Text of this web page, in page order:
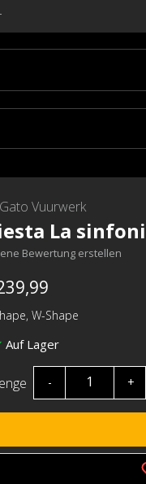
Vuurwerk
La
Bewertung erstellen
W-Shape
Auf Lager
- +